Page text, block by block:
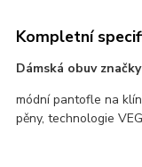
Kompletní
Dámská obuv
módní pantofle na
pěny, technologie